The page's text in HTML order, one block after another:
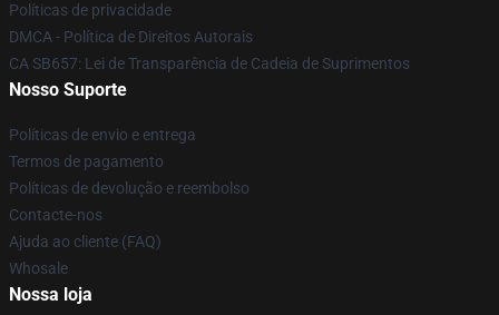
Políticas de privacidade
DMCA - Política de Direitos Autorais
CA SB657: Lei de Transparência de Cadeia de Suprimentos
Nosso Suporte
Políticas de envio e entrega
Termos de pagamento
Políticas de devolução e reembolso
Contacte-nos
Ajuda ao cliente (FAQ)
Whosale
Nossa loja